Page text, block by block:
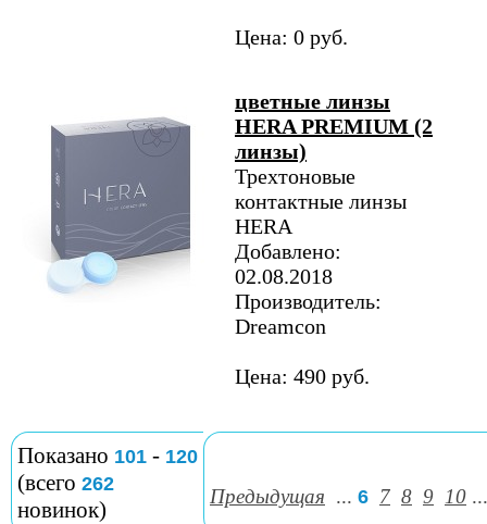
Цена: 0 руб.
цветные линзы
HERA PREMIUM (2
линзы)
Трехтоновые
контактные линзы
HERA
Добавлено:
02.08.2018
Производитель:
Dreamcon
Цена: 490 руб.
Показано 101 - 120
(всего 262
новинок)
Предыдущая ... 6 7 8 9 10 ...